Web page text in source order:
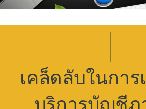
เคล็ดลับในการ
บริการบัญชีภ